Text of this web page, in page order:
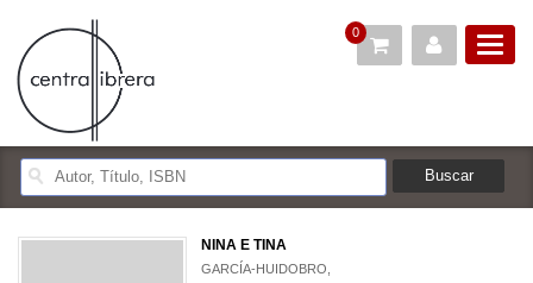
0
NINA E TINA
GARCÍA-HUIDOBRO,